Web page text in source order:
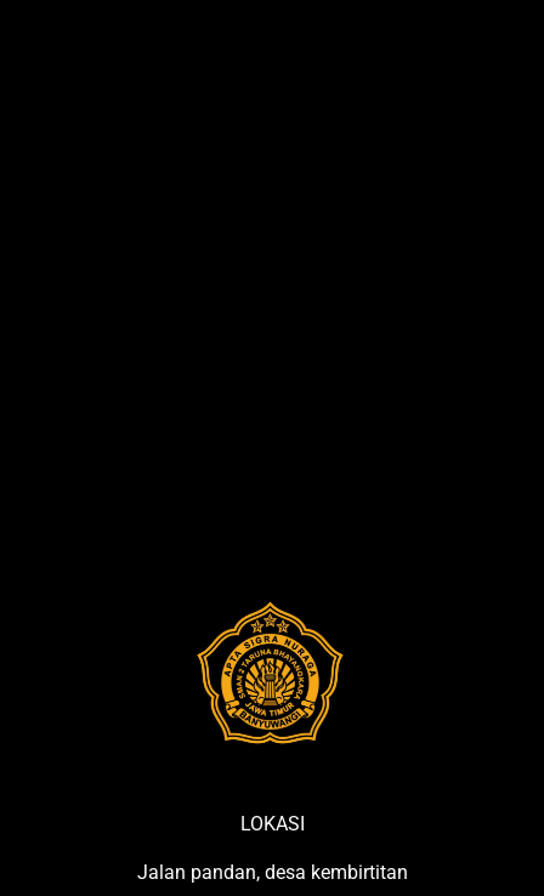
LOKASI
Jalan pandan, desa kembirtitan